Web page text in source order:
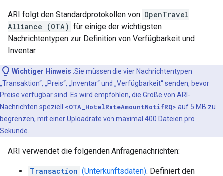
ARI folgt den Standardprotokollen von OpenTravel
Alliance (OTA) für einige der wichtigsten
Nachrichtentypen zur Definition von Verfügbarkeit und
Inventar.
Wichtiger Hinweis :Sie müssen die vier Nachrichtentypen
„Transaktion“, „Preis“, „Inventar“ und „Verfügbarkeit“ senden, bevor
Preise verfügbar sind. Es wird empfohlen, die Größe von ARI-
Nachrichten speziell <OTA_HotelRateAmountNotifRQ> auf 5 MB zu
begrenzen, mit einer Uploadrate von maximal 400 Dateien pro
Sekunde.
ARI verwendet die folgenden Anfragenachrichten:
Transaction (Unterkunftsdaten). Definiert den